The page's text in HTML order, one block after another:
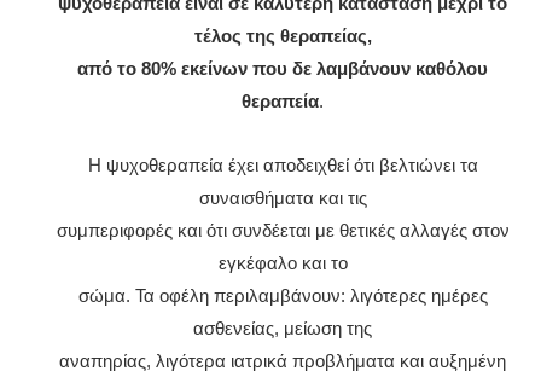
τέλος της θεραπείας,
από το 80% εκείνων που δε λαμβάνουν καθόλου
θεραπεία.
Η ψυχοθεραπεία έχει αποδειχθεί ότι βελτιώνει τα
συναισθήματα και τις
συμπεριφορές και ότι συνδέεται με θετικές αλλαγές στον
εγκέφαλο και το
σώμα. Τα οφέλη περιλαμβάνουν: λιγότερες ημέρες
ασθενείας, μείωση της
αναπηρίας, λιγότερα ιατρικά προβλήματα και αυξημένη